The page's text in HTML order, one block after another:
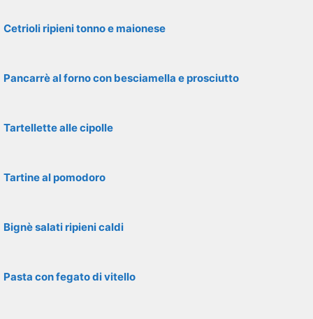
Cetrioli ripieni tonno e maionese
Pancarrè al forno con besciamella e prosciutto
Tartellette alle cipolle
Tartine al pomodoro
Bignè salati ripieni caldi
Pasta con fegato di vitello